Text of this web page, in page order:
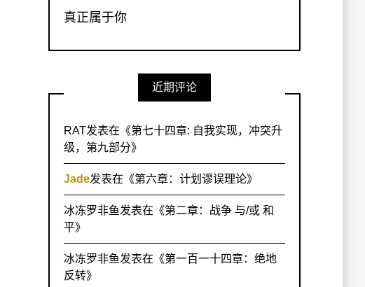
真正属于你
近期评论
RAT发表在《第七十四章: 自我实现，冲突升
级，第九部分》
Jade发表在《第六章：计划谬误理论》
冰冻罗非鱼发表在《第二章：战争 与/或 和
平》
冰冻罗非鱼发表在《第一百一十四章：绝地
反转》